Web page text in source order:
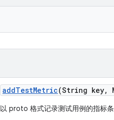
addTestMetric(String key,
以 proto 格式记录测试用例的指标条